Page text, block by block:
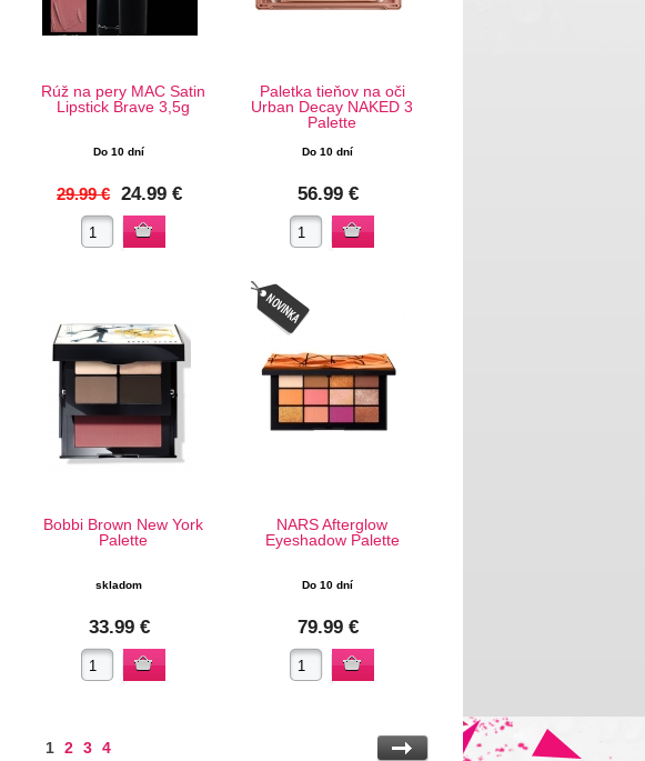
Rúž na pery MAC Satin
Lipstick Brave 3,5g
Do 10 dní
29.99 € 24.99 €
Paletka tieňov na oči
Urban Decay NAKED 3
Palette
Do 10 dní
56.99 €
Bobbi Brown New York
Palette
skladom
33.99 €
NARS Afterglow
Eyeshadow Palette
Do 10 dní
79.99 €
1 2 3 4